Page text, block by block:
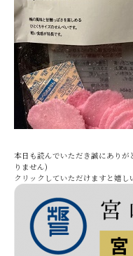
本日も読んでいただき誠にあり
りません)
クリックしていただけますと嬉し